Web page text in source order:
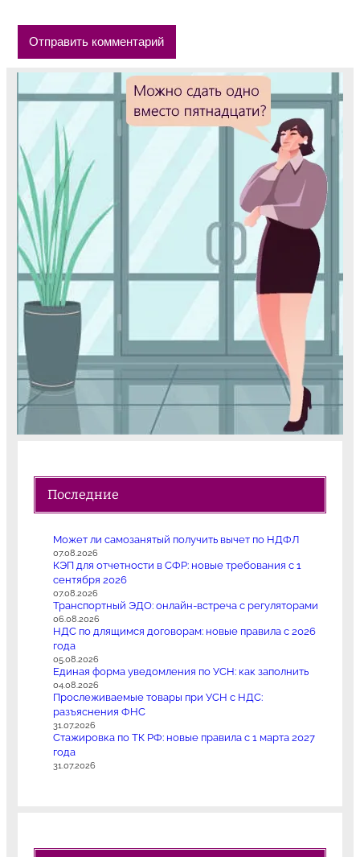
Последние
Может ли самозанятый получить вычет по НДФЛ
07.08.2026
КЭП для отчетности в СФР: новые требования с 1
сентября 2026
07.08.2026
Транспортный ЭДО: онлайн-встреча с регуляторами
06.08.2026
НДС по длящимся договорам: новые правила с 2026
года
05.08.2026
Единая форма уведомления по УСН: как заполнить
04.08.2026
Прослеживаемые товары при УСН с НДС:
разъяснения ФНС
31.07.2026
Стажировка по ТК РФ: новые правила с 1 марта 2027
года
31.07.2026